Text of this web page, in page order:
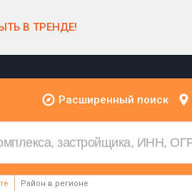
В ТРЕНДЕ!
Расширенный поиск
Район в регионе